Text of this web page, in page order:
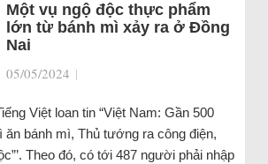
Một vụ ngộ độc thực phẩm
lớn từ bánh mì xảy ra ở Đồng
Nai
05/05/2024 |
Việt loan tin “Việt Nam: Gần 500
ăn bánh mì, Thủ tướng ra công điện,
Theo đó, có tới 487 người phải nhập